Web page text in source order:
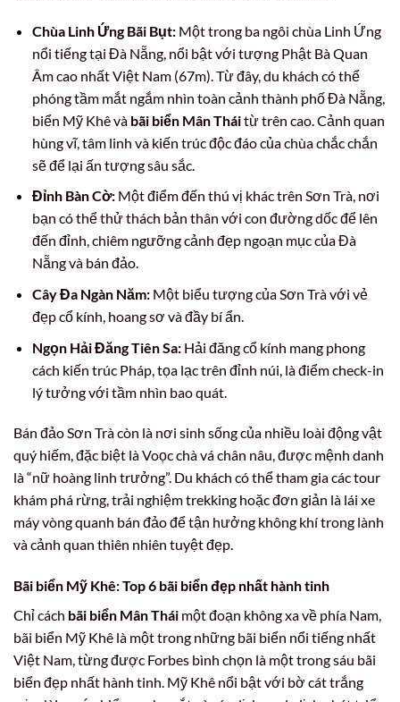
Chùa Linh Ứng Bãi Bụt:Một trong ba ngôi chùa Linh Ứng
nổi tiếng tại Đà Nẵng, nổi bật với tượng Phật Bà Quan
Âm cao nhất Việt Nam (67m). Từ đây, du khách có thể
phóng tầm mắt ngắm nhìn toàn cảnh thành phố Đà Nẵng,
biển Mỹ Khê và bãi biển Mân Tháitừ trên cao. Cảnh quan
hùng vĩ, tâm linh và kiến trúc độc đáo của chùa chắc chắn
sẽ để lại ấn tượng sâu sắc.
Đỉnh Bàn Cờ:Một điểm đến thú vị khác trên Sơn Trà, nơi
bạn có thể thử thách bản thân với con đường dốc để lên
đến đỉnh, chiêm ngưỡng cảnh đẹp ngoạn mục của Đà
Nẵng và bán đảo.
Cây Đa Ngàn Năm:Một biểu tượng của Sơn Trà với vẻ
đẹp cổ kính, hoang sơ và đầy bí ẩn.
Ngọn Hải Đăng Tiên Sa:Hải đăng cổ kính mang phong
cách kiến trúc Pháp, tọa lạc trên đỉnh núi, là điểm check-in
lý tưởng với tầm nhìn bao quát.
Bán đảo Sơn Trà còn là nơi sinh sống của nhiều loài động vật
quý hiếm, đặc biệt là Voọc chà vá chân nâu, được mệnh danh
là “nữ hoàng linh trưởng”. Du khách có thể tham gia các tour
khám phá rừng, trải nghiệm trekking hoặc đơn giản là lái xe
máy vòng quanh bán đảo để tận hưởng không khí trong lành
và cảnh quan thiên nhiên tuyệt đẹp.
Bãi biển Mỹ Khê: Top 6 bãi biển đẹp nhất hành tinh
Chỉ cách bãi biển Mân Thái một đoạn không xa về phía Nam,
bãi biển Mỹ Khê là một trong những bãi biển nổi tiếng nhất
Việt Nam, từng được Forbes bình chọn là một trong sáu bãi
biển đẹp nhất hành tinh. Mỹ Khê nổi bật với bờ cát trắng